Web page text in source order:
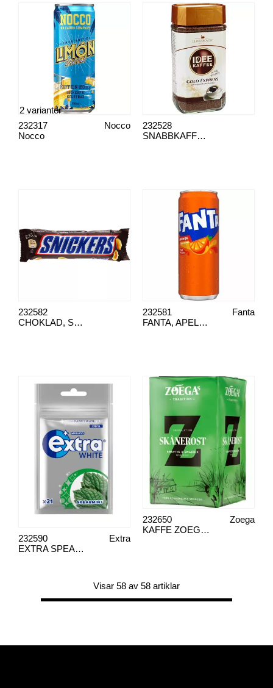
Nocco
Nocco
232317
2 varianter
SNABBKAFFE, IDEE 200G
232528
CHOKLAD, SNICKERS
232582
FANTA, APELSIN BURK 33 CL
Fanta
232581
EXTRA SPEARMINT
Extra
232590
KAFFE ZOEGAS SKÅNEROST 450G
Zoega
232650
Visar 58 av 58 artiklar